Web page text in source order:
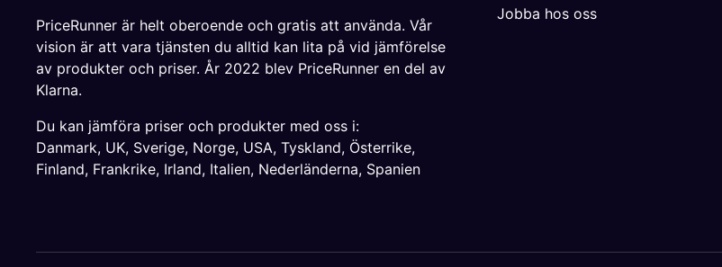
Jobba hos oss
PriceRunner är helt oberoende och gratis att använda. Vår
vision är att vara tjänsten du alltid kan lita på vid jämförelse
av produkter och priser. År 2022 blev PriceRunner en del av
Klarna.
Du kan jämföra priser och produkter med oss i:
Danmark, UK, Sverige, Norge, USA, Tyskland, Österrike,
Finland, Frankrike, Irland, Italien, Nederländerna, Spanien